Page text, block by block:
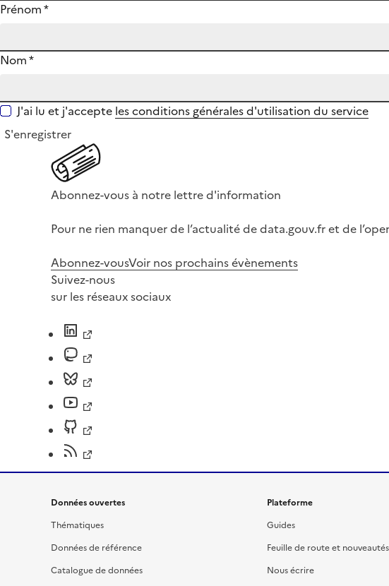
Prénom*
Nom*
J'ai lu et j'accepte les conditions générales d'utilisation du service
S'enregistrer
Abonnez-vous à notre lettre d'information
Pour ne rien manquer de l’actualité de data.gouv.fr et de
Abonnez-vousVoir nos prochains évènements
Suivez-nous
sur les réseaux sociaux
Données ouvertes
Thématiques
Données de référence
Catalogue de données
Plateforme
Guides
Feuille de route et nouveautés
Nous écrire